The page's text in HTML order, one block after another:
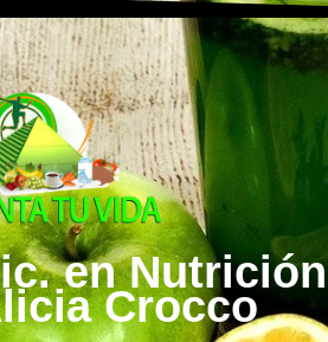
en Nutrición
Crocco